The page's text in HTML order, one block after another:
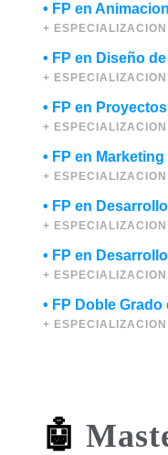
• FP en
• FP en Diseño
• FP en
• FP en
• FP en
• FP en
• FP Doble
🤖